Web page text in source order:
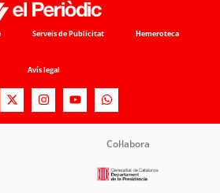
Serveis de Publicitat Hemeroteca
Avís legal
Col·labora